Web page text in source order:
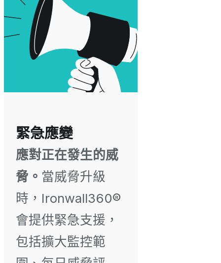
緊急應變
應對正在發生的威
脅。 當威脅升級
時，Ironwall360®
會提供緊急支援，
包括擴大監控範